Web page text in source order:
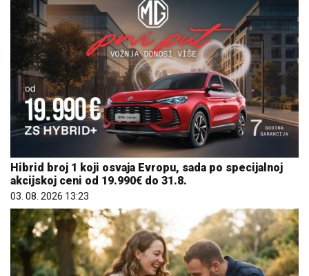
Hibrid broj 1 koji osvaja Evropu, sada po specijalnoj
akcijskoj ceni od 19.990€ do 31.8.
03. 08. 2026 13:23